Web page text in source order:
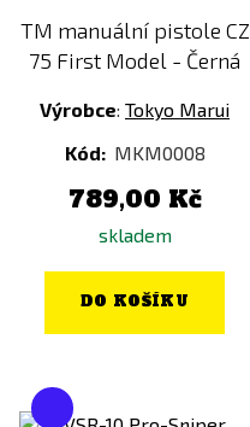
ANO
Typ zásobníku
Tlačný
MOSFET
TM manuální pistole CZ
75 First Model - Černá
Výrobce: Tokyo Marui
Kód: MKM0008
789,00 Kč
skladem
DO KOŠÍKU